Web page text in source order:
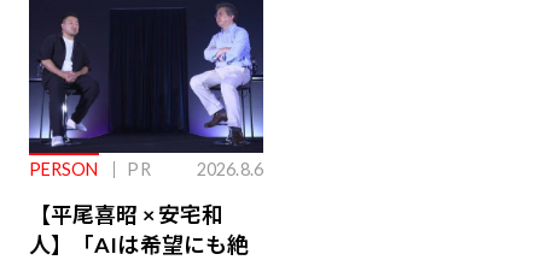
PERSON PR 2026.8.6
【平尾喜昭 × 安宅和
人】「AIは希望にも絶